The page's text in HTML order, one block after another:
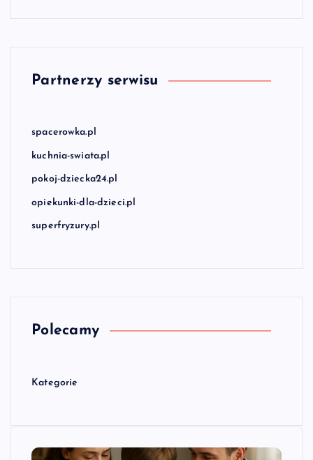
Partnerzy serwisu
spacerowka.pl
kuchnia-swiata.pl
pokoj-dziecka24.pl
opiekunki-dla-dzieci.pl
superfryzury.pl
Polecamy
Kategorie